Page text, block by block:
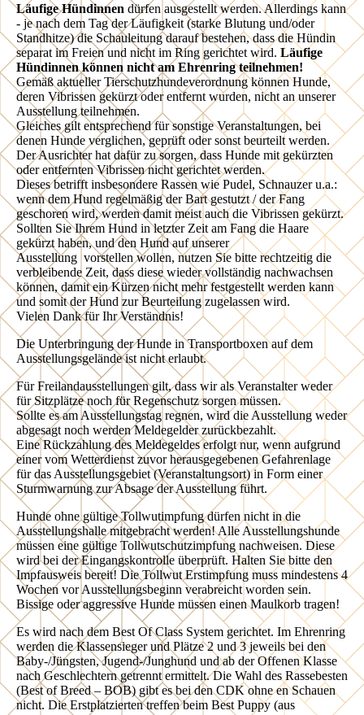
Läufige Hündinnen dürfen ausgestellt werden. Allerdings kann
- je nach dem Tag der Läufigkeit (starke Blutung und/oder
Standhitze) die Schauleitung darauf bestehen, dass die Hündin
separat im Freien und nicht im Ring gerichtet wird. Läufige
Hündinnen können nicht am Ehrenring teilnehmen!
Gemäß aktueller Tierschutzhundeverordnung können Hunde,
deren Vibrissen gekürzt oder entfernt wurden, nicht an unserer
Ausstellung teilnehmen.
Gleiches gilt entsprechend für sonstige Veranstaltungen, bei
denen Hunde verglichen, geprüft oder sonst beurteilt werden.
Der Ausrichter hat dafür zu sorgen, dass Hunde mit gekürzten
oder entfernten Vibrissen nicht gerichtet werden.
Dieses betrifft insbesondere Rassen wie Pudel, Schnauzer u.a.:
wenn dem Hund regelmäßig der Bart gestutzt / der Fang
geschoren wird, werden damit meist auch die Vibrissen gekürzt.
Sollten Sie Ihrem Hund in letzter Zeit am Fang die Haare
gekürzt haben, und den Hund auf unserer
Ausstellung vorstellen wollen, nutzen Sie bitte rechtzeitig die
verbleibende Zeit, dass diese wieder vollständig nachwachsen
können, damit ein Kürzen nicht mehr festgestellt werden kann
und somit der Hund zur Beurteilung zugelassen wird.
Vielen Dank für Ihr Verständnis!
Die Unterbringung der Hunde in Transportboxen auf dem
Ausstellungsgelände ist nicht erlaubt.
Für Freilandausstellungen gilt, dass wir als Veranstalter weder
für Sitzplätze noch für Regenschutz sorgen müssen.
Sollte es am Ausstellungstag regnen, wird die Ausstellung weder
abgesagt noch werden Meldegelder zurückbezahlt.
Eine Rückzahlung des Meldegeldes erfolgt nur, wenn aufgrund
einer vom Wetterdienst zuvor herausgegebenen Gefahrenlage
für das Ausstellungsgebiet (Veranstaltungsort) in Form einer
Sturmwarnung zur Absage der Ausstellung führt.
Hunde ohne gültige Tollwutimpfung dürfen nicht in die
Ausstellungshalle mitgebracht werden! Alle Ausstellungshunde
müssen eine gültige Tollwutschutzimpfung nachweisen. Diese
wird bei der Eingangskontrolle überprüft. Halten Sie bitte den
Impfausweis bereit! Die Tollwut Erstimpfung muss mindestens 4
Wochen vor Ausstellungsbeginn verabreicht worden sein.
Bissige oder aggressive Hunde müssen einen Maulkorb tragen!
Es wird nach dem Best Of Class System gerichtet. Im Ehrenring
werden die Klassensieger und Plätze 2 und 3 jeweils bei den
Baby-/Jüngsten, Jugend-/Junghund und ab der Offenen Klasse
nach Geschlechtern getrennt ermittelt. Die Wahl des Rassebesten
(Best of Breed – BOB) gibt es bei den CDK ohne en Schauen
nicht. Die Erstplatzierten treffen beim Best Puppy (aus